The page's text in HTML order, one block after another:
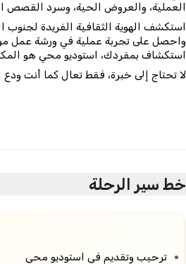
العملية، والعروض الحية، وسرد القصص
استكشف الهوية الثقافية الفريدة لجنوب
واحصل على تجربة عملية في ورشة عمل
استكشاف بمفردك، استوديو محي هو
لا تحتاج إلى خبرة، فقط تعال كما أنت ودع
خط سير الرحلة
ترحيب وتقديم في استوديو محي